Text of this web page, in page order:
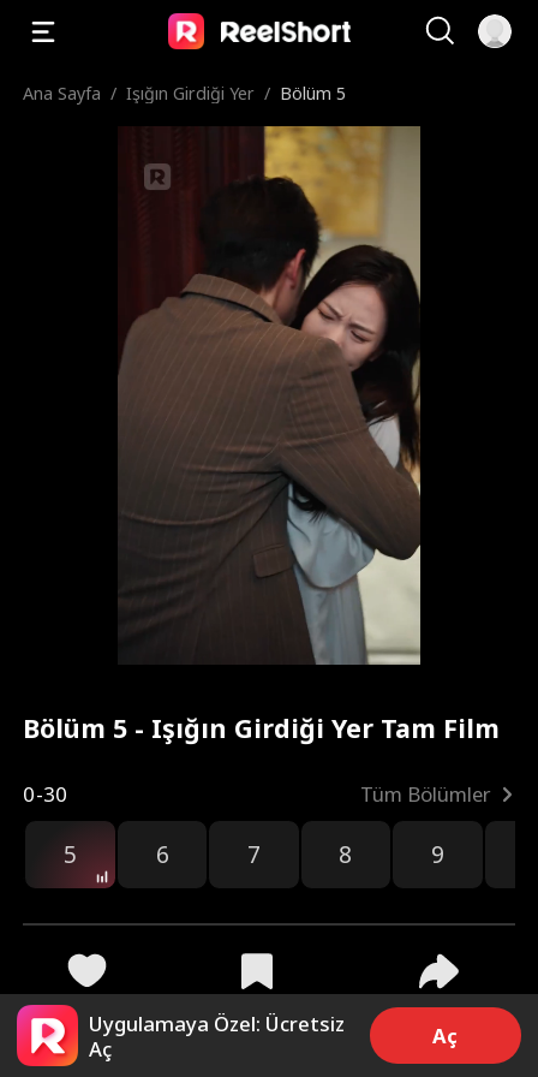
Ana Sayfa / Işığın Girdiği Yer / Bölüm 5
Bölüm 5 - Işığın Girdiği Yer Tam Film
0-30 Tüm Bölümler
5 6 7 8 9
3.3k 10.8k Paylaş
Uygulamaya Özel: Ücretsiz
Aç
Aç